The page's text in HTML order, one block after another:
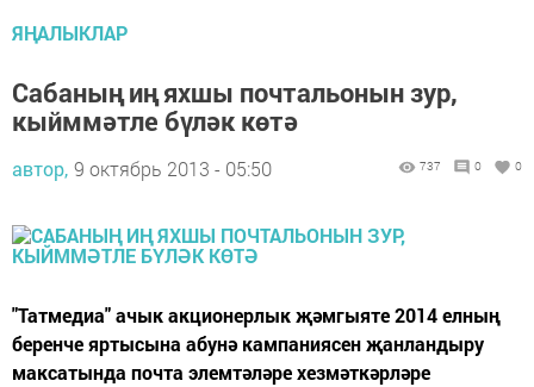
ЯҢАЛЫКЛАР
Сабаның иң яхшы почтальонын зур,
кыйммәтле бүләк көтә
автор, 9 октябрь 2013 - 05:50 737 0 0
"Татмедиа" ачык акционерлык җәмгыяте 2014 елның
беренче яртысына абунә кампаниясен җанландыру
максатында поч­та элемтәләре хезмәткәрләре